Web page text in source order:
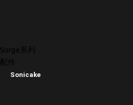
Surge系列
配件
Sonicake